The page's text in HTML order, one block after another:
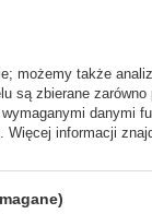
do naszego
możemy także
są zbierane
danymi
Więcej informacji